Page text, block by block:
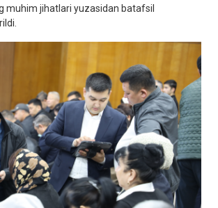
muhim jihatlari yuzasidan batafsil